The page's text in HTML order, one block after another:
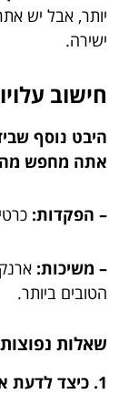
יותר, אבל יש
ישירה.
חישוב
היבט נוסף
אתה מחפש
– הפקדות:
– משיכות:
הטובים ביותר.
שאלות נפוצות
1. כיצד לדעת אם האתר בטוח?